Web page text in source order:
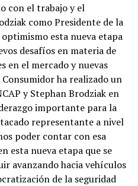
con el trabajo y el
como Presidente de la
esta nueva etapa
desafíos en materia de
en el mercado y nuevas
ha realizado un
y Stephan Brodziak en
importante para la
representante a nivel
poder contar con esa
esta nueva etapa que se
avanzando hacia vehículos
de la seguridad